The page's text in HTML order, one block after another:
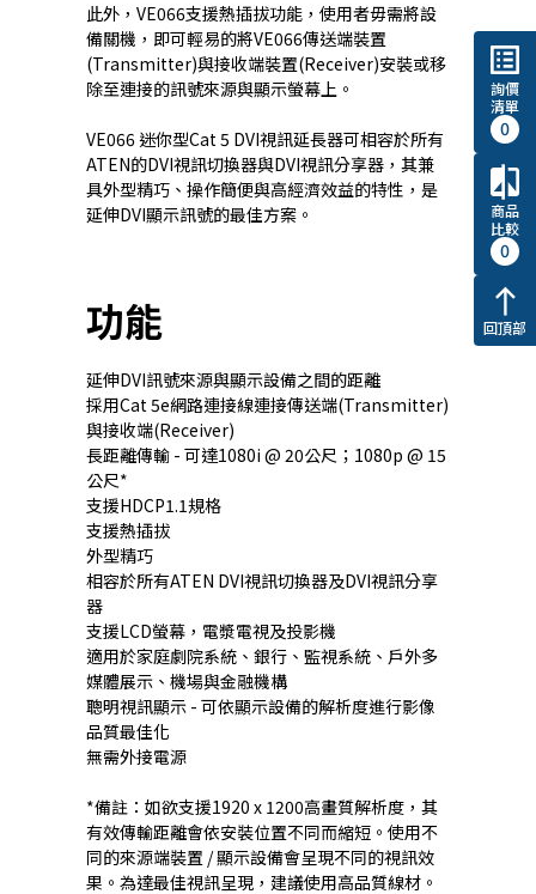
此外，VE066支援熱插拔功能，使用者毋需將設
備關機，即可輕易的將VE066傳送端裝置
(Transmitter)與接收端裝置(Receiver)安裝或移
除至連接的訊號來源與顯示螢幕上。
VE066 迷你型Cat 5 DVI視訊延長器可相容於所有
ATEN的DVI視訊切換器與DVI視訊分享器，其兼
具外型精巧、操作簡便與高經濟效益的特性，是
延伸DVI顯示訊號的最佳方案。
功能
延伸DVI訊號來源與顯示設備之間的距離
採用Cat 5e網路連接線連接傳送端(Transmitter)
與接收端(Receiver)
長距離傳輸 - 可達1080i @ 20公尺；1080p @ 15
公尺*
支援HDCP1.1規格
支援熱插拔
外型精巧
相容於所有ATEN DVI視訊切換器及DVI視訊分享
器
支援LCD螢幕，電漿電視及投影機
適用於家庭劇院系統、銀行、監視系統、戶外多
媒體展示、機場與金融機構
聰明視訊顯示 - 可依顯示設備的解析度進行影像
品質最佳化
無需外接電源
*備註：如欲支援1920 x 1200高畫質解析度，其
有效傳輸距離會依安裝位置不同而縮短。使用不
同的來源端裝置 / 顯示設備會呈現不同的視訊效
果。為達最佳視訊呈現，建議使用高品質線材。
list_alt
詢價
清單
0
compare
商品
比較
0
north
回頂部